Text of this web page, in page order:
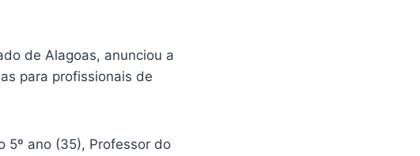
de Alagoas, anunciou a
para profissionais de
5º ano (35), Professor do